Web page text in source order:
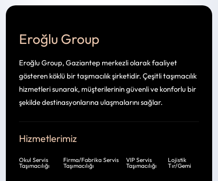
Eroğlu Group
Eroğlu Group, Gaziantep merkezli olarak faaliyet
gösteren köklü bir taşımacılık şirketidir. Çeşitli taşımacılık
hizmetleri sunarak, müşterilerinin güvenli ve konforlu bir
şekilde destinasyonlarına ulaşmalarını sağlar.
Hizmetlerimiz
Okul Servis
Taşımacılığı
Firma/Fabrika Servis
Taşımacılığı
VIP Servis
Taşımacılığı
Lojistik
Tır/Gemi